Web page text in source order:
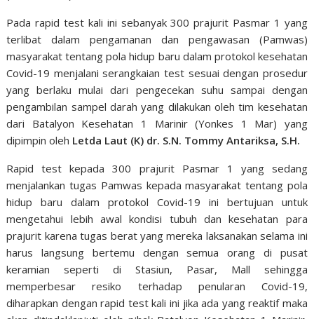
Pada rapid test kali ini sebanyak 300 prajurit Pasmar 1 yang
terlibat dalam pengamanan dan pengawasan (Pamwas)
masyarakat tentang pola hidup baru dalam protokol kesehatan
Covid-19 menjalani serangkaian test sesuai dengan prosedur
yang berlaku mulai dari pengecekan suhu sampai dengan
pengambilan sampel darah yang dilakukan oleh tim kesehatan
dari Batalyon Kesehatan 1 Marinir (Yonkes 1 Mar) yang
dipimpin oleh Letda Laut (K) dr. S.N. Tommy Antariksa, S.H.
Rapid test kepada 300 prajurit Pasmar 1 yang sedang
menjalankan tugas Pamwas kepada masyarakat tentang pola
hidup baru dalam protokol Covid-19 ini bertujuan untuk
mengetahui lebih awal kondisi tubuh dan kesehatan para
prajurit karena tugas berat yang mereka laksanakan selama ini
harus langsung bertemu dengan semua orang di pusat
keramian seperti di Stasiun, Pasar, Mall sehingga
memperbesar resiko terhadap penularan Covid-19,
diharapkan dengan rapid test kali ini jika ada yang reaktif maka